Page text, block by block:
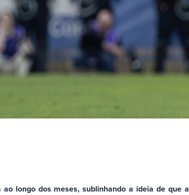
longo dos meses, sublinhando a ideia de que a